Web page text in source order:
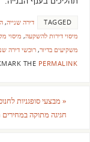
TAGGED דירה שנייה,
מיסוי דירות להשקעה, מיסוי
משקיעים בדיור, רוכשי דירה
THE PERMALINK
«
חגיגה מתוקה